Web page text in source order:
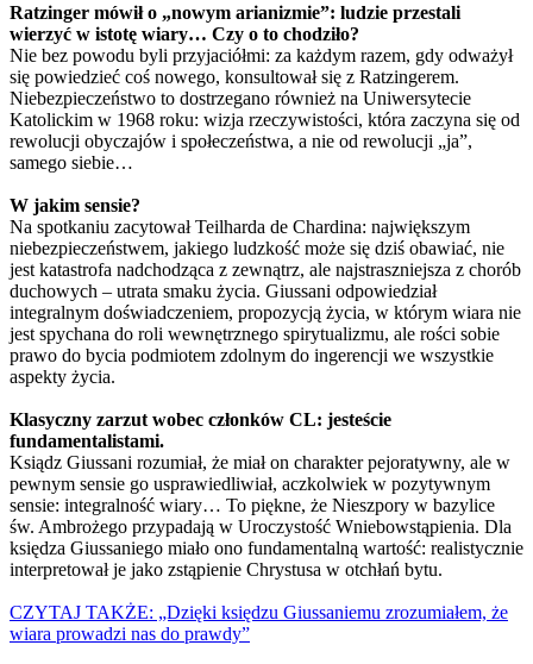
Ratzinger mówił o „nowym arianizmie”: ludzie przestali
wierzyć w istotę wiary… Czy o to chodziło?
Nie bez powodu byli przyjaciółmi: za każdym razem, gdy odważył
się powiedzieć coś nowego, konsultował się z Ratzingerem.
Niebezpieczeństwo to dostrzegano również na Uniwersytecie
Katolickim w 1968 roku: wizja rzeczywistości, która zaczyna się od
rewolucji obyczajów i społeczeństwa, a nie od rewolucji „ja”,
samego siebie…
W jakim sensie?
Na spotkaniu zacytował Teilharda de Chardina: największym
niebezpieczeństwem, jakiego ludzkość może się dziś obawiać, nie
jest katastrofa nadchodząca z zewnątrz, ale najstraszniejsza z chorób
duchowych – utrata smaku życia. Giussani odpowiedział
integralnym doświadczeniem, propozycją życia, w którym wiara nie
jest spychana do roli wewnętrznego spirytualizmu, ale rości sobie
prawo do bycia podmiotem zdolnym do ingerencji we wszystkie
aspekty życia.
Klasyczny zarzut wobec członków CL: jesteście
fundamentalistami.
Ksiądz Giussani rozumiał, że miał on charakter pejoratywny, ale w
pewnym sensie go usprawiedliwiał, aczkolwiek w pozytywnym
sensie: integralność wiary… To piękne, że Nieszpory w bazylice
św. Ambrożego przypadają w Uroczystość Wniebowstąpienia. Dla
księdza Giussaniego miało ono fundamentalną wartość: realistycznie
interpretował je jako zstąpienie Chrystusa w otchłań bytu.
CZYTAJ TAKŻE: „Dzięki księdzu Giussaniemu zrozumiałem, że
wiara prowadzi nas do prawdy”